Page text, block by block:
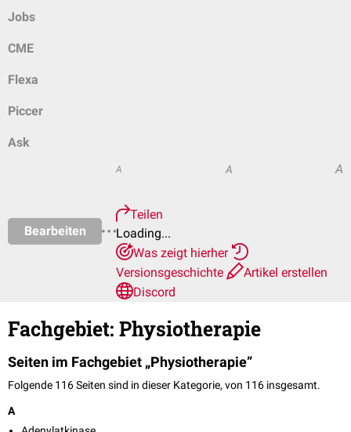
Jobs
CME
Flexa
Piccer
Ask
Bearbeiten
A A A
Teilen
Loading...
Was zeigt hierher
Versionsgeschichte
Artikel erstellen
Discord
Fachgebiet: Physiotherapie
Seiten im Fachgebiet „Physiotherapie”
Folgende 116 Seiten sind in dieser Kategorie, von 116 insgesamt.
A